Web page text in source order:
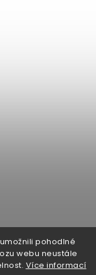
pohodlné
webu neustále
Více informací